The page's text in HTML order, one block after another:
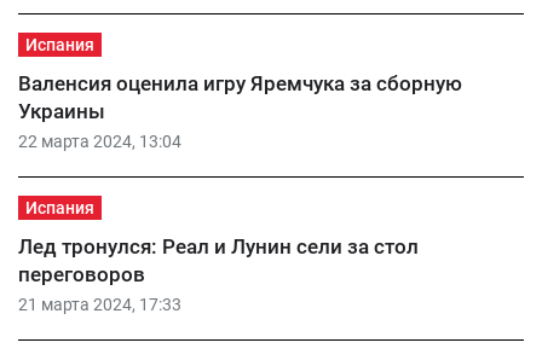
Испания
22 марта 2024, 13:04
Валенсия оценила игру Яремчука за сборную
Украины
Испания
21 марта 2024, 17:33
Лед тронулся: Реал и Лунин сели за стол
переговоров